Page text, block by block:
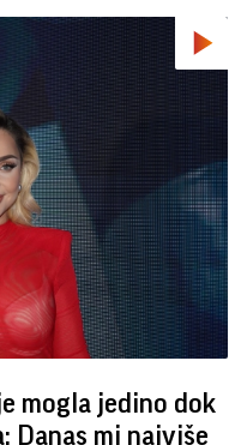
mogla jedino dok
Danas mi najviše